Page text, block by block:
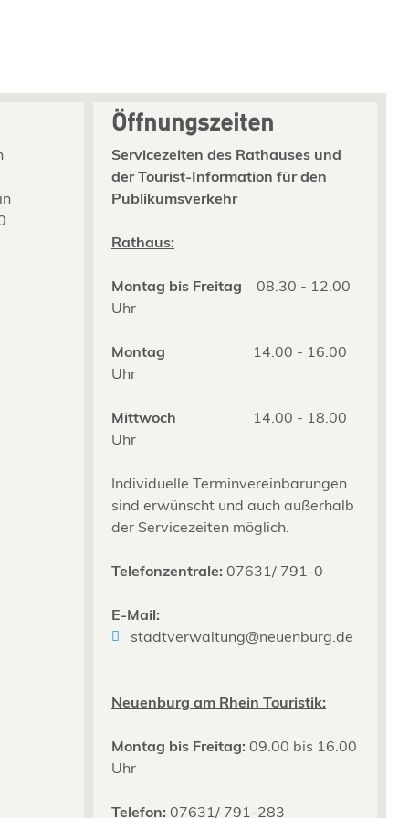
Öffnungszeiten
Servicezeiten des Rathauses und
der Tourist-Information für den
Publikumsverkehr
Rathaus:
Montag bis Freitag 08.30 - 12.00
Uhr
Montag
14.00 - 16.00
Uhr
Mittwoch
14.00 - 18.00
Uhr
Individuelle Terminvereinbarungen
sind erwünscht und auch außerhalb
der Servicezeiten möglich.
Telefonzentrale: 07631/ 791-0
E-Mail:
stadtverwaltung@neuenburg.de
Neuenburg am Rhein Touristik:
Montag bis Freitag: 09.00 bis 16.00
Uhr
Telefon: 07631/ 791-283